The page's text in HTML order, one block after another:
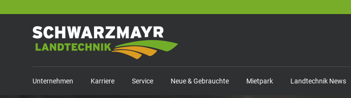
Unternehmen Karriere Service Neue & Gebrauchte Mietpark Landtechnik News